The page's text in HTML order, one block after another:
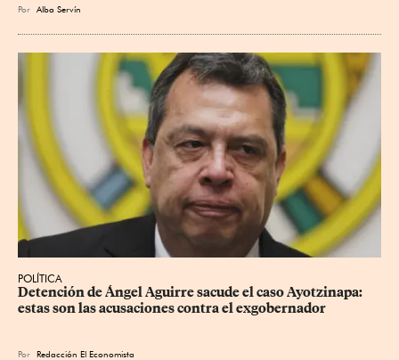
Por Alba Servín
POLÍTICA
Detención de Ángel Aguirre sacude el caso Ayotzinapa:
estas son las acusaciones contra el exgobernador
Por Redacción El Economista